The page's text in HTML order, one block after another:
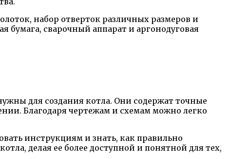
набор отверток различных размеров и
бумага, сварочный аппарат и аргонодуговая
для создания котла. Они содержат точные
Благодаря чертежам и схемам можно легко
инструкциям и знать, как правильно
делая ее более доступной и понятной для тех,